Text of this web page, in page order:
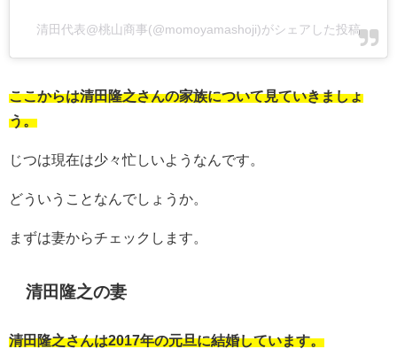
清田代表@桃山商事(@momoyamashoji)がシェアした投稿
ここからは清田隆之さんの家族について見ていきましょ
う。
じつは現在は少々忙しいようなんです。
どういうことなんでしょうか。
まずは妻からチェックします。
清田隆之の妻
清田隆之さんは2017年の元旦に結婚しています。